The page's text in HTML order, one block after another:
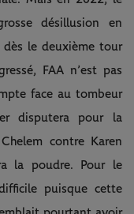
désillusion en
le deuxième tour
FAA n’est pas
face au tombeur
disputera pour la
contre Karen
la poudre. Pour le
puisque cette